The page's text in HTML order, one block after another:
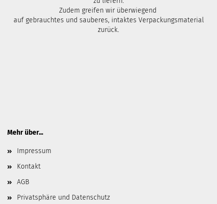
Zudem greifen wir überwiegend
auf gebrauchtes und sauberes, intaktes Verpackungsmaterial
zurück.
Mehr über...
Impressum
Kontakt
AGB
Privatsphäre und Datenschutz